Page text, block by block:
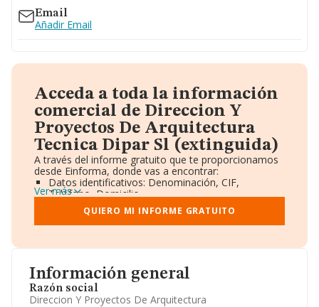
Información general
Razón social
Direccion Y Proyectos De Arquitectura
Email
Añadir Email
Acceda a toda la información
comercial de Direccion Y
Proyectos De Arquitectura
Tecnica Dipar Sl (extinguida)
A través del informe gratuito que te proporcionamos
desde Einforma, donde vas a encontrar:
Datos identificativos: Denominación, CIF,
Teléfono, Domicilio.
Informe Mercantil Completo (BORME).
Gráficos de Evolución Ventas y Empleados.
Consejo de Administración y Administradores.
Accionistas.
Artículos de prensa publicados sobre la empresa.
Información oficial y registral complementaria.
Ver más
QUIERO MI INFORME GRATUITO